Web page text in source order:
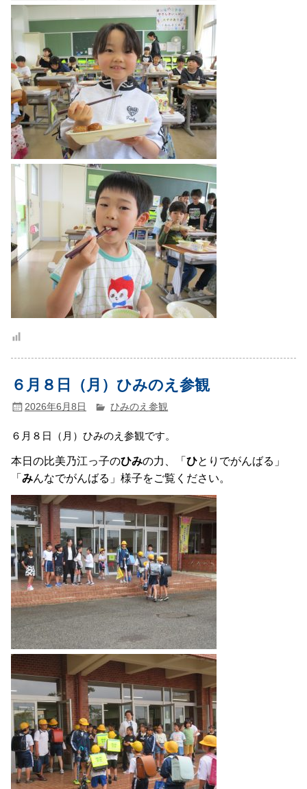
６月８日（月）ひみのえ参観
2026年6月8日 ひみのえ参観
６月８ 日（月）ひみのえ参観です。
本日の比美乃江っ子のひみの力、「 ひとりでがんばる」
「 みんなでがんばる」様子をご覧ください。